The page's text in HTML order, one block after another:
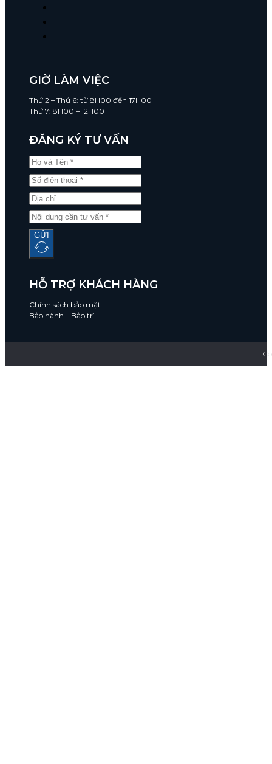
GIỜ LÀM VIỆC
Thứ 2 – Thứ 6: từ 8H00 đến 17H00
Thứ 7: 8H00 – 12H00
ĐĂNG KÝ TƯ VẤN
GỬI
HỖ TRỢ KHÁCH HÀNG
Chính sách bảo mật
Bảo hành – Bảo trì